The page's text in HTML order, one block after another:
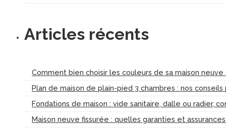
Articles récents
Comment bien choisir les couleurs de sa maison
Plan de maison de plain-pied 3 chambres : nos
Fondations de maison : vide sanitaire, dalle ou radier,
Maison neuve fissurée : quelles garanties et